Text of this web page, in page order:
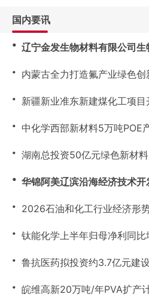
国内要讯
・ 辽宁金发生物材料有限公司
・ 内蒙古全力打造氟产业绿色创
・ 新疆新业准东新建煤化工项目
・ 中化学西部新材料5万吨POE
・ 湖南总投资50亿元绿色新材
・ 华锦阿美辽滨沿海经济技术
・ 2026石油和化工行业经济形
・ 钛能化学上半年归母净利同比
・ 鲁抗医药拟投资约3.7亿元建
・ 皖维高新20万吨/年PVA扩产